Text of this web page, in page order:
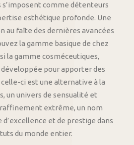
s’imposent comme détenteurs
esthétique profonde. Une
au faîte des dernières avancées
la gamme basique de chez
la gamme cosméceutiques,
pour apporter des
ci est une alternative à la
un univers de sensualité et
raffinement extrême, un nom
et de prestige dans
du monde entier.